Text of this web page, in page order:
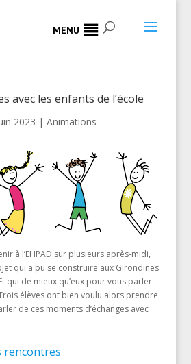
MENU
avec les enfants de l’école
2023 | Animations
à l’EHPAD sur plusieurs après-midi,
qui a pu se construire aux Girondines
qui de mieux qu’eux pour vous parler
élèves ont bien voulu alors prendre
de ces moments d’échanges avec
rencontres